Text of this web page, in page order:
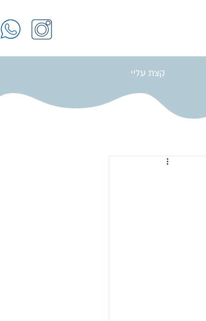
קצת עליי